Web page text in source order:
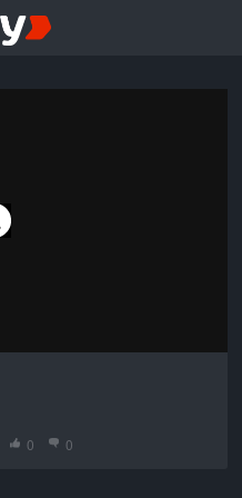
0 0